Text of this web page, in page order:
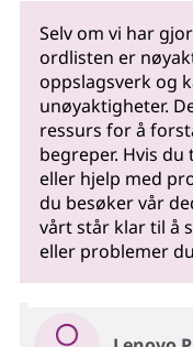
Selv om vi har
ordlisten er
oppslagsverk og
unøyaktigheter.
ressurs for å
begreper. Hvis
eller hjelp med
du besøker vår
vårt står klar til å
eller problemer